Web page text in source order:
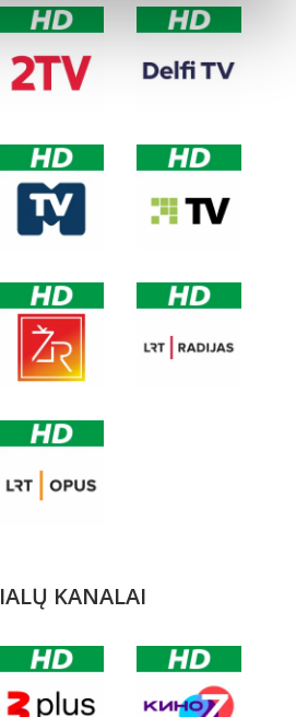
KANALAI